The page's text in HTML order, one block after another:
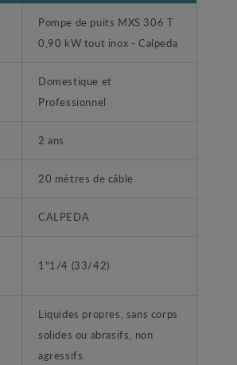
Pompe de puits MXS 306 T
0,90 kW tout inox - Calpeda
Domestique et
Professionnel
2 ans
20 mètres de câble
CALPEDA
1"1/4 (33/42)
Liquides propres, sans corps
solides ou abrasifs, non
agressifs.